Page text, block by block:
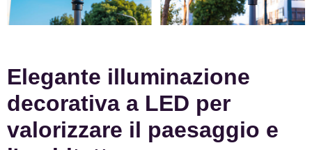
Elegante illuminazione
decorativa a LED per
valorizzare il paesaggio e